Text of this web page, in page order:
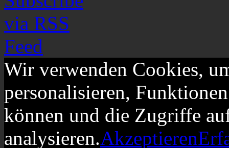
Wir verwenden Cookies,
personalisieren,
können und die Zugriffe
analysieren.Akzeptieren